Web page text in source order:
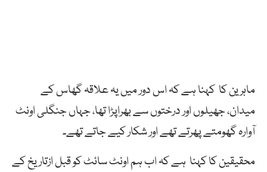
ماہرین کا کہنا ہے کہ اس دور میں یہ علاقہ گھاس کے
میدان، جھیلوں اور درختوں سے بھراپڑا تھا، جہاں جنگلی اونٹ
آوارہ گھومتے پھرتے تھے اور شکار کیے جاتے تھے۔
محقیقین کا کہنا ہے کہ اب ہم اونٹ سائٹ کو قبل ازتاریخ کے